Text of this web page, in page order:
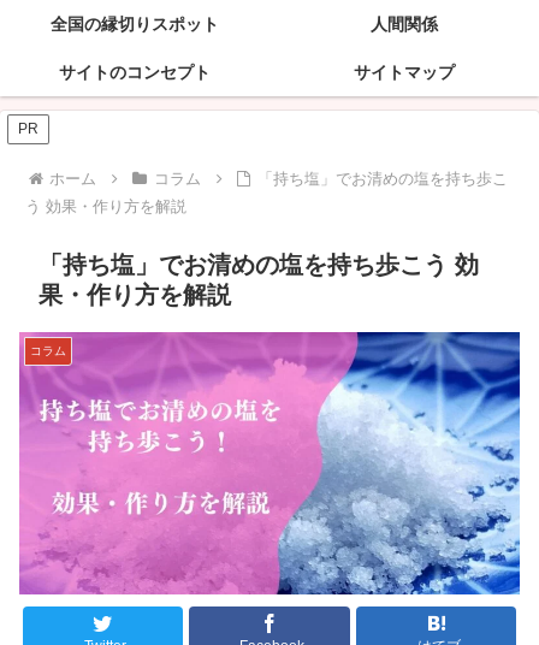
全国の縁切りスポット 人間関係
サイトのコンセプト サイトマップ
PR
ホーム コラム
「持ち塩」でお清めの塩を持ち歩こ
う 効果・作り方を解説
「持ち塩」でお清めの塩を持ち歩こう 効
果・作り方を解説
コラム